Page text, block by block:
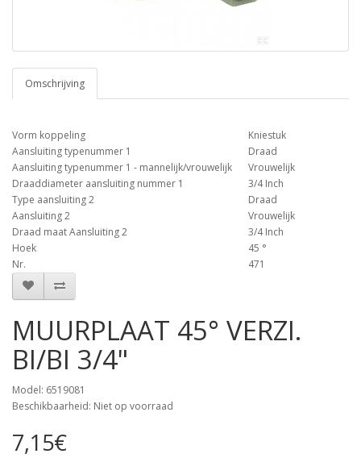
Omschrijving
Vorm koppeling
Kniestuk
Aansluiting typenummer 1
Draad
Aansluiting typenummer 1 - mannelijk/vrouwelijk
Vrouwelijk
Draaddiameter aansluiting nummer 1
3/4 Inch
Type aansluiting 2
Draad
Aansluiting 2
Vrouwelijk
Draad maat Aansluiting 2
3/4 Inch
Hoek
45 °
Nr.
471
MUURPLAAT 45° VERZI.
BI/BI 3/4"
Model: 6519081
Beschikbaarheid: Niet op voorraad
7,15€